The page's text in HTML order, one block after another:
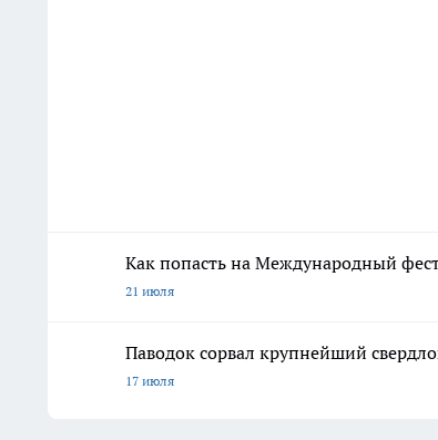
Как попасть на Международный
21 июля
Паводок сорвал крупнейший
17 июля